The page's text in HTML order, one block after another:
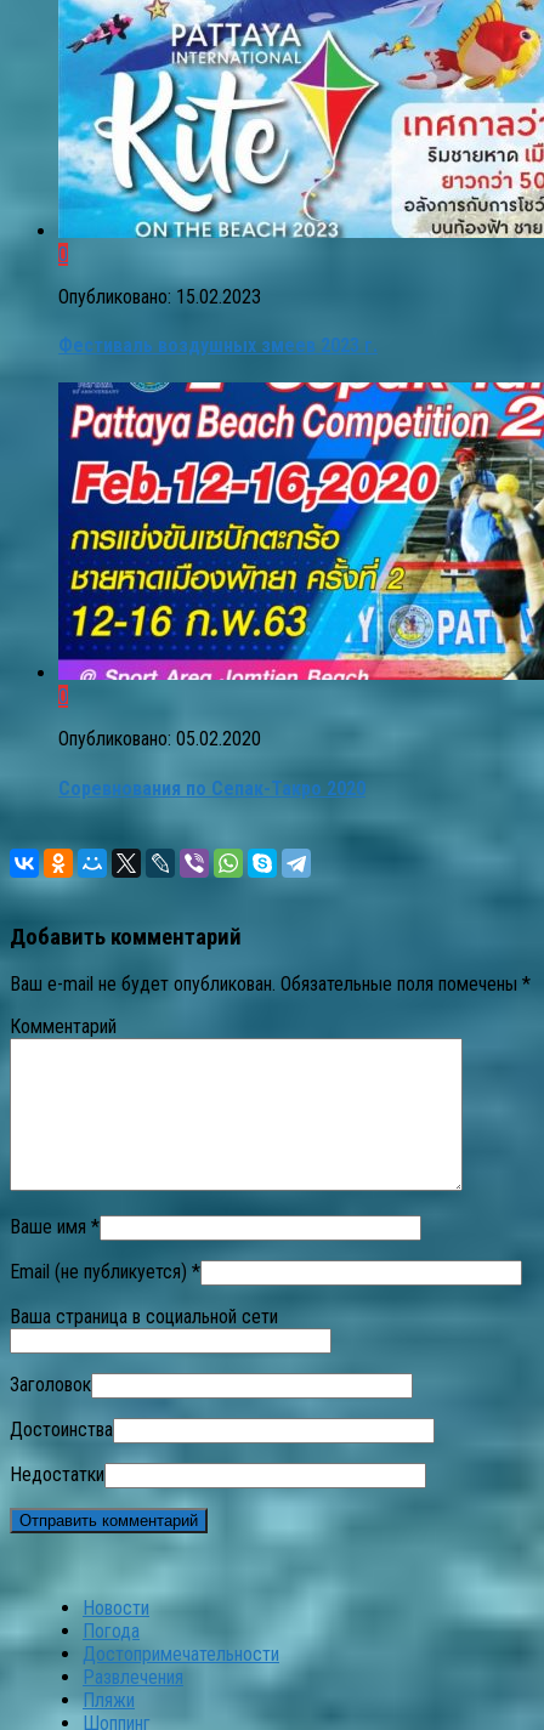
0
Опубликовано: 15.02.2023
Фестиваль воздушных змеев 2023 г.
0
Опубликовано: 05.02.2020
Соревнования по Сепак-Такро 2020
Добавить комментарий
Ваш e-mail не будет опубликован. Обязательные поля помечены *
Комментарий
Ваше имя *
Email (не публикуется) *
Ваша страница в социальной сети
Заголовок
Достоинства
Недостатки
Новости
Погода
Достопримечательности
Развлечения
Пляжи
Шоппинг